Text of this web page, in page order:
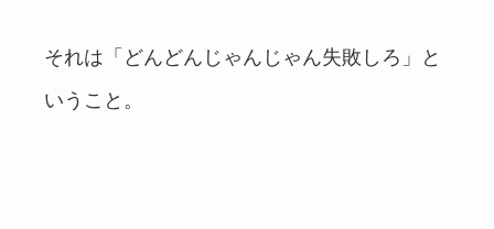
それは「どんどんじゃんじゃん失敗しろ」と
いうこと。